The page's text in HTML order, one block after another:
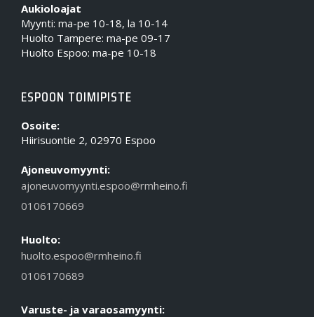
Aukioloajat
Myynti: ma-pe 10-18, la 10-14
Huolto Tampere: ma-pe 09-17
Huolto Espoo: ma-pe 10-18
ESPOON TOIMIPISTE
Osoite:
Hiirisuontie 2, 02970 Espoo
Ajoneuvomyynti:
ajoneuvomyynti.espoo@rmheino.fi
0106170669
Huolto:
huolto.espoo@rmheino.fi
0106170689
Varuste- ja varaosamyynti: